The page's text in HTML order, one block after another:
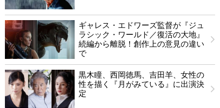
ギャレス・エドワーズ監督が『ジュ
ラシック・ワールド／復活の大地』
続編から離脱！創作上の意見の違い
で
黒木瞳、西岡徳馬、吉田羊、女性の
性を描く『月がみている』に出演決
定